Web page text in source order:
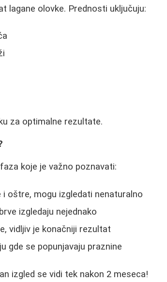
lagane olovke. Prednosti uključuju:
za optimalne rezultate.
koje je važno poznavati:
i oštre, mogu izgledati nenaturalno
izgledaju nejednako
vidljiv je konačniji rezultat
gde se popunjavaju praznine
izgled se vidi tek nakon 2 meseca!